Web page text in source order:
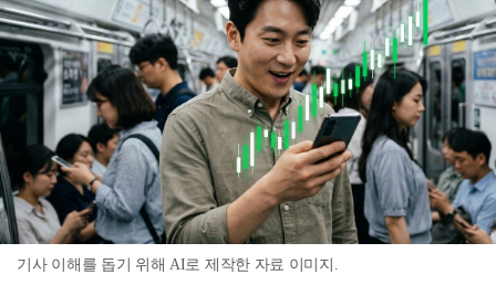
기사 이해를 돕기 위해 AI로 제작한 자료 이미지.